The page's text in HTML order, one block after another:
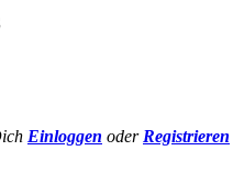
Einloggen oder Registrieren